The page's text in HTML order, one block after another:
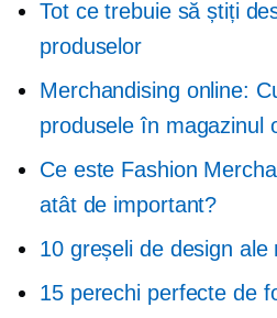
Tot ce trebuie să știți
produselor
Merchandising online:
produsele în magazinul
Ce este Fashion
atât de important?
10 greșeli de design ale
15 perechi perfecte de